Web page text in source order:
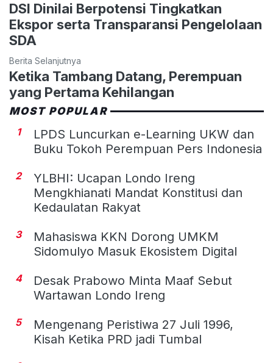
DSI Dinilai Berpotensi Tingkatkan
Ekspor serta Transparansi Pengelolaan
SDA
Berita Selanjutnya
Ketika Tambang Datang, Perempuan
yang Pertama Kehilangan
MOST POPULAR
1
LPDS Luncurkan e-Learning UKW dan
Buku Tokoh Perempuan Pers Indonesia
2
YLBHI: Ucapan Londo Ireng
Mengkhianati Mandat Konstitusi dan
Kedaulatan Rakyat
3
Mahasiswa KKN Dorong UMKM
Sidomulyo Masuk Ekosistem Digital
4
Desak Prabowo Minta Maaf Sebut
Wartawan Londo Ireng
5
Mengenang Peristiwa 27 Juli 1996,
Kisah Ketika PRD jadi Tumbal